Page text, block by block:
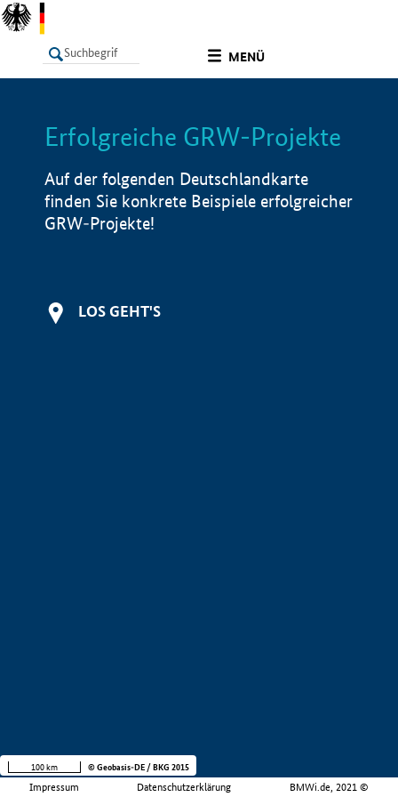
MENÜ
LISTE Info
Erfolgreiche GRW-Projekte
Auf der folgenden Deutschlandkarte
finden Sie konkrete Beispiele erfolgreicher
GRW-Projekte!
LOS GEHT'S
Impressum Datenschutzerklärung BMWi.de, 2021 ©
100 km © Geobasis-DE / BKG 2015